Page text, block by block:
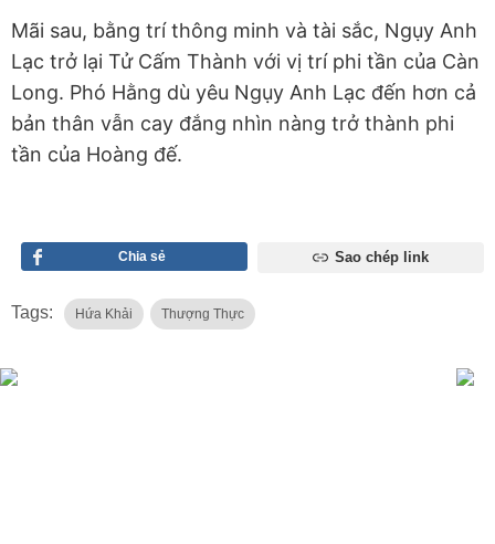
Mãi sau, bằng trí thông minh và tài sắc, Ngụy Anh
Lạc trở lại Tử Cấm Thành với vị trí phi tần của Càn
Long. Phó Hằng dù yêu Ngụy Anh Lạc đến hơn cả
bản thân vẫn cay đắng nhìn nàng trở thành phi
tần của Hoàng đế.
Chia sẻ Sao chép link
Tags: Hứa Khải Thượng Thực